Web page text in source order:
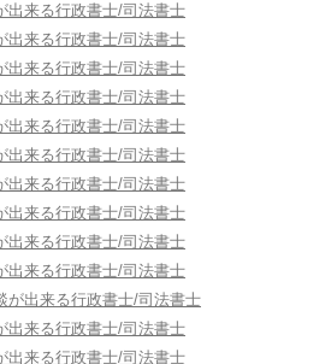
出来る行政書士/司法書士
出来る行政書士/司法書士
出来る行政書士/司法書士
出来る行政書士/司法書士
出来る行政書士/司法書士
出来る行政書士/司法書士
出来る行政書士/司法書士
出来る行政書士/司法書士
出来る行政書士/司法書士
出来る行政書士/司法書士
が出来る行政書士/司法書士
出来る行政書士/司法書士
出来る行政書士/司法書士